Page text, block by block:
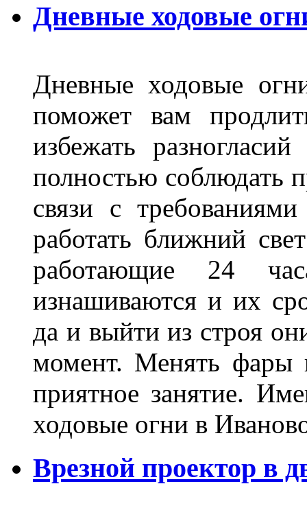
Дневные ходовые
Дневные ходовые
поможет вам
избежать
полностью соблюдать
связи с
работать ближний
работающие 24
изнашиваются и их
да и выйти из строя
момент. Менять
приятное занятие.
ходовые огни в
Врезной проектор в